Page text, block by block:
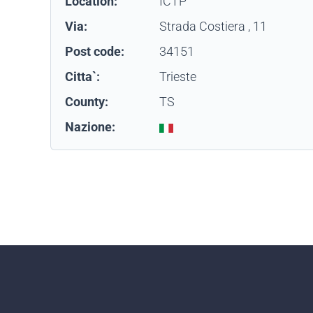
Via:
Strada Costiera , 11
Post code:
34151
Citta`:
Trieste
County:
TS
Nazione: